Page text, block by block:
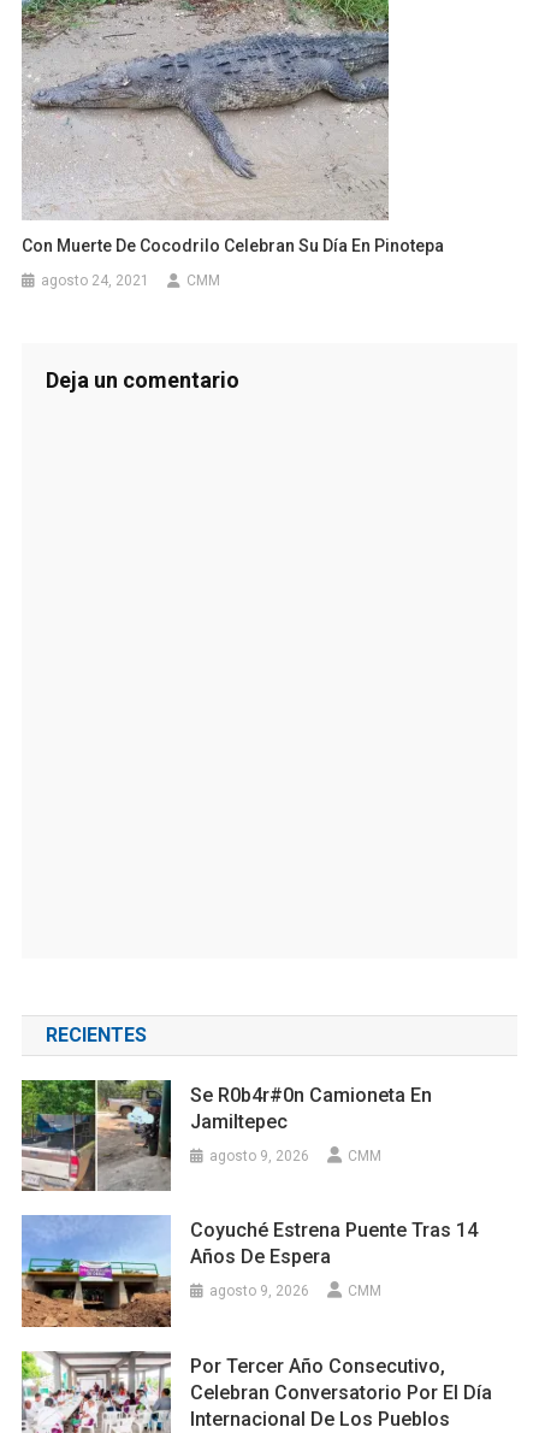
Con Muerte De Cocodrilo Celebran Su Día En Pinotepa
agosto 24, 2021 CMM
Deja un comentario
RECIENTES
Se R0b4r#0n Camioneta En
Jamiltepec
agosto 9, 2026 CMM
Coyuché Estrena Puente Tras 14
Años De Espera
agosto 9, 2026 CMM
Por Tercer Año Consecutivo,
Celebran Conversatorio Por El Día
Internacional De Los Pueblos